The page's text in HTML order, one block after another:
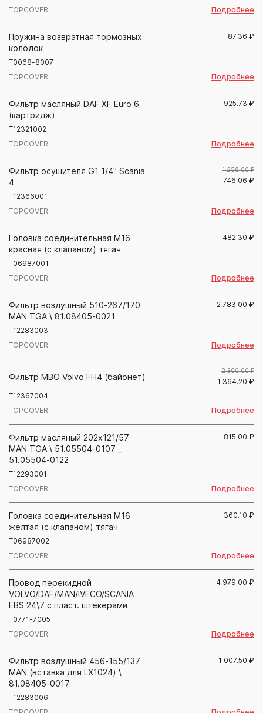
TOPCOVER
Подробнее
Пружина возвратная тормозных
колодок
T0068-8007
TOPCOVER
87.36 ₽
Подробнее
Фильтр масляный DAF XF Euro 6
(картридж)
T12321002
TOPCOVER
925.73 ₽
Подробнее
Фильтр осушителя G1 1/4" Scania
4
T12366001
TOPCOVER
1 258.00 ₽
746.06 ₽
Подробнее
Головка соединительная М16
красная (с клапаном) тягач
T06987001
TOPCOVER
482.30 ₽
Подробнее
Фильтр воздушный 510-267/170
MAN ТGА \ 81.08405-0021
T12283003
TOPCOVER
2 783.00 ₽
Подробнее
Фильтр МВО Volvo FH4 (байонет)
T12367004
TOPCOVER
2 300.00 ₽
1 364.20 ₽
Подробнее
Фильтр масляный 202х121/57
MAN TGA \ 51.05504-0107 _
51.05504-0122
T12293001
TOPCOVER
815.00 ₽
Подробнее
Головка соединительная М16
желтая (с клапаном) тягач
T06987002
TOPCOVER
360.10 ₽
Подробнее
Провод перекидной
VOLVO/DAF/MAN/IVECO/SCANIA
EBS 24\7 с пласт. штекерами
T0771-7005
TOPCOVER
4 979.00 ₽
Подробнее
Фильтр воздушный 456-155/137
MAN (вставка для LX1024) \
81.08405-0017
T12283006
1 007.50 ₽